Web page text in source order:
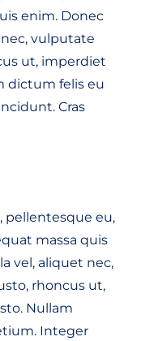
enim. Donec
vulputate
ut, imperdiet
dictum felis eu
Cras
pellentesque eu,
massa quis
vel, aliquet nec,
rhoncus ut,
Nullam
Integer